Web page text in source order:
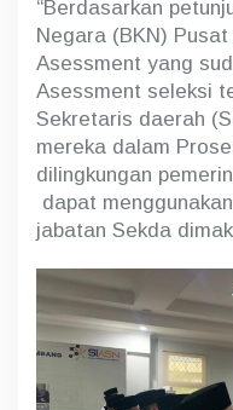
“Berdasarkan
Negara (BKN)
Asessment yang
Asessment seleksi
Sekretaris daerah
mereka dalam
dilingkungan
dapat
jabatan Sekda